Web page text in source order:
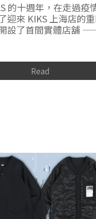
的十週年，在走過疫
迎來 KIKS 上海店的重
設了首間實體店舖
Read